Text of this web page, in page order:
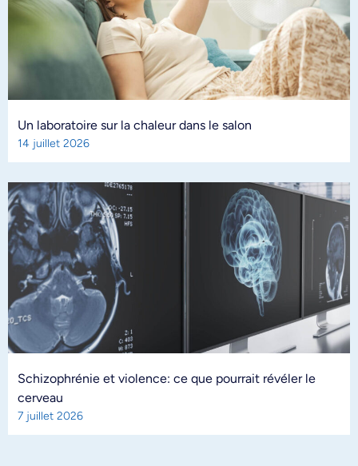
Un laboratoire sur la chaleur dans le salon
14 juillet 2026
Schizophrénie et violence: ce que pourrait révéler le
cerveau
7 juillet 2026